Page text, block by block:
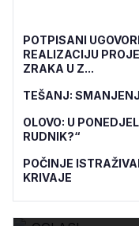
POTPISANI
REALIZACIJU
ZRAKA U Z...
TEŠANJ:
OLOVO: U
RUDNIK?“
POČINJE
KRIVAJE